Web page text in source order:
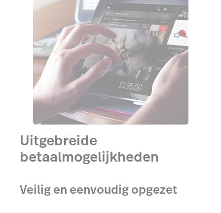
Uitgebreide
betaalmogelijkheden
Veilig en eenvoudig opgezet